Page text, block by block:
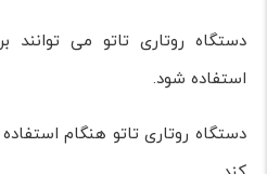
دستگاه روتاری تاتو می
استفاده شود.
دستگاه روتاری تاتو هنگام